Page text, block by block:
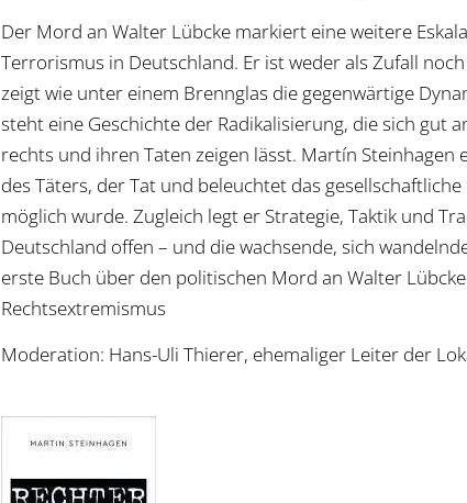
Der Mord an Walter Lübcke markiert eine weitere
Terrorismus in Deutschland. Er ist weder als Zufall
zeigt wie unter einem Brennglas die gegenwärtige
steht eine Geschichte der Radikalisierung, die sich gut
rechts und ihren Taten zeigen lässt. Martín Steinhagen
des Täters, der Tat und beleuchtet das
möglich wurde. Zugleich legt er Strategie, Taktik und
Deutschland offen – und die wachsende, sich
erste Buch über den politischen Mord an Walter
Rechtsextremismus
Moderation: Hans-Uli Thierer, ehemaliger Leiter der